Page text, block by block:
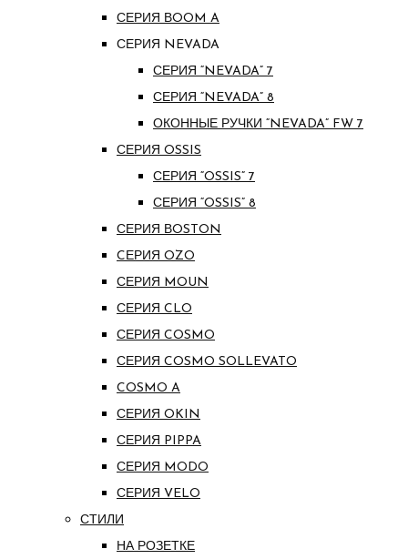
СЕРИЯ ВOOM A
СЕРИЯ NEVADA
СЕРИЯ “NEVADA” 7
СЕРИЯ “NEVADA” 8
ОКОННЫЕ РУЧКИ “NEVADA” FW 7
СЕРИЯ OSSIS
СЕРИЯ “OSSIS” 7
СЕРИЯ “OSSIS” 8
СЕРИЯ ВOSTON
CЕРИЯ OZO
СЕРИЯ MOUN
СЕРИЯ CLO
СЕРИЯ COSMO
СЕРИЯ COSMO SOLLEVATO
COSMO A
СЕРИЯ OKIN
СЕРИЯ PIPPA
СЕРИЯ MODO
СЕРИЯ VELO
СТИЛИ
НА РОЗЕТКЕ